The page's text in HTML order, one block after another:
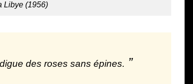
Libye (1956)
des roses sans épines.